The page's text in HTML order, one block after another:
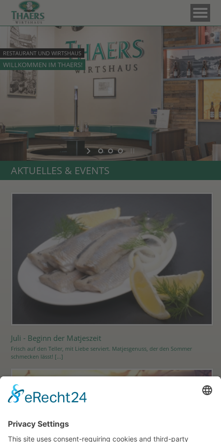
RESTAURANT UND WIRTSHAUS
WILLKOMMEN IM THAERS!
AKTUELLES & EVENTS
Juli - Beginn der Matjeszeit
Frisch auf den Teller, mit Liebe serviert. Matjesgenuss, der den Sommer
schmecken lässt! [...]